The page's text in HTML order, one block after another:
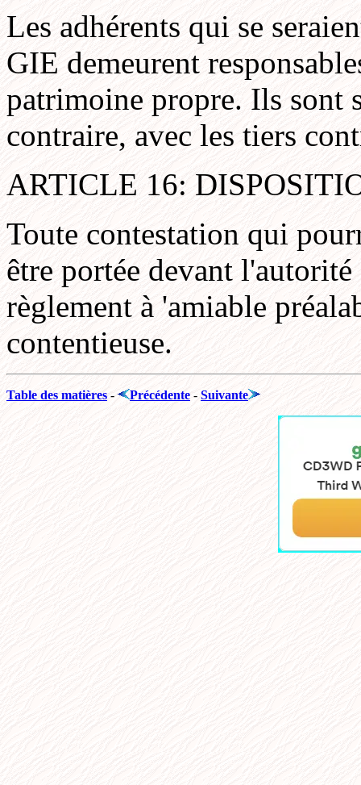
Les adhérents qui se
GIE demeurent
patrimoine propre. Ils sont
contraire, avec les tiers
ARTICLE 16:
Toute contestation qui
être portée devant
règlement à 'amiable
contentieuse.
Table des matières - Précédente - Suivante